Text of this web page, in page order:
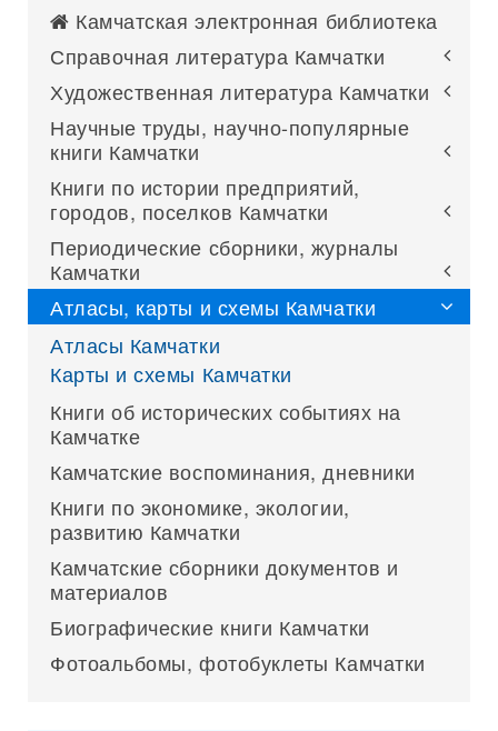
Камчатская электронная библиотека
Справочная литература Камчатки
Художественная литература Камчатки
Научные труды, научно-популярные
книги Камчатки
Книги по истории предприятий,
городов, поселков Камчатки
Периодические сборники, журналы
Камчатки
Атласы, карты и схемы Камчатки
Атласы Камчатки
Карты и схемы Камчатки
Книги об исторических событиях на
Камчатке
Камчатские воспоминания, дневники
Книги по экономике, экологии,
развитию Камчатки
Камчатские сборники документов и
материалов
Биографические книги Камчатки
Фотоальбомы, фотобуклеты Камчатки